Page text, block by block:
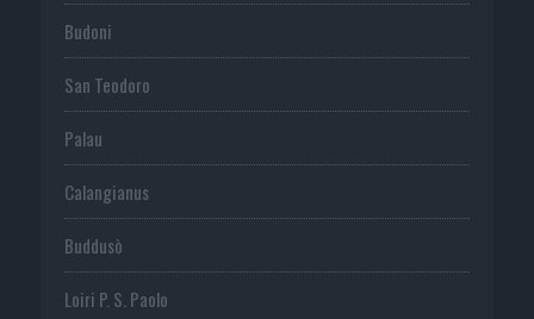
Budoni
San Teodoro
Palau
Calangianus
Buddusò
Loiri P. S. Paolo